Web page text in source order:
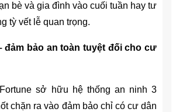
bè và gia đình vào cuối tuần hay tư
tỳ vết lễ quan trọng.
đảm bảo an toàn tuyệt đối cho cư
sở hữu hệ thống an ninh 3
chặn ra vào đảm bảo chỉ có cư dân